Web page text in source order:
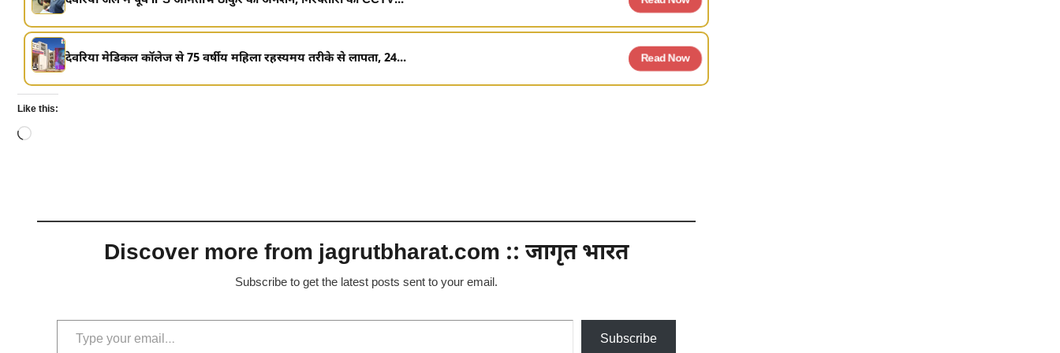
देवरिया मेडिकल कॉलेज से 75 वर्षीय महिला रहस्यमय तरीके से लापता, 24... Read Now
Like this:
Loading…
Discover more from jagrutbharat.com :: जागृत भारत
Subscribe to get the latest posts sent to your email.
Type your email…
Subscribe